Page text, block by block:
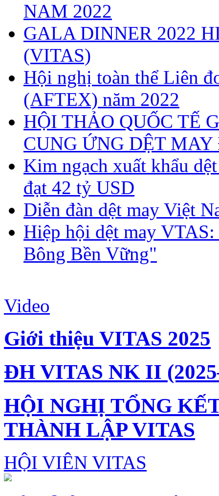
NAM 2022
GALA DINNER 2022
(VITAS)
Hội nghị toàn thể Liên
(AFTEX) năm 2022
HỘI THẢO QUỐC TẾ
CUNG ỨNG DỆT
Kim ngạch xuất khẩu
đạt 42 tỷ USD
Diễn đàn dệt may Việt
Hiệp hội dệt may
Bông Bền Vững"
Video
Giới thiệu VITAS 2025
ĐH VITAS NK II
HỘI NGHỊ TỔNG
THÀNH LẬP VITAS
HỘI VIÊN VITAS